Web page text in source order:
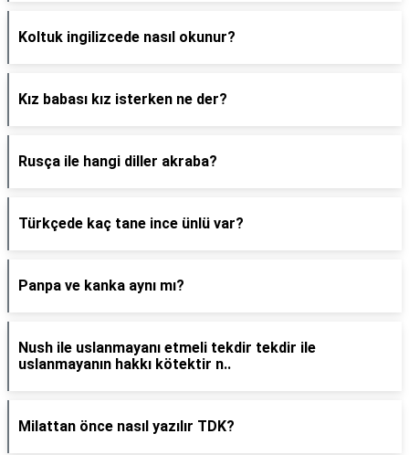
Koltuk ingilizcede nasıl okunur?
Kız babası kız isterken ne der?
Rusça ile hangi diller akraba?
Türkçede kaç tane ince ünlü var?
Panpa ve kanka aynı mı?
Nush ile uslanmayanı etmeli tekdir tekdir ile
uslanmayanın hakkı kötektir n..
Milattan önce nasıl yazılır TDK?